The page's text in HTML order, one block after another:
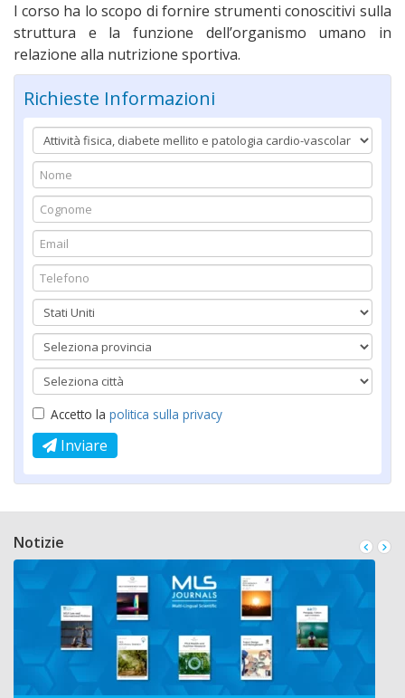
l corso ha lo scopo di fornire strumenti conoscitivi sulla
struttura e la funzione dell’organismo umano in
relazione alla nutrizione sportiva.
Richieste Informazioni
Accetto la politica sulla privacy
Inviare
Notizie